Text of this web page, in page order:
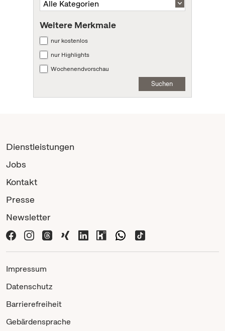
Weitere Merkmale
nur kostenlos
nur Highlights
Wochenendvorschau
Suchen
Dienstleistungen
Jobs
Kontakt
Presse
Newsletter
Impressum
Datenschutz
Barrierefreiheit
Gebärdensprache